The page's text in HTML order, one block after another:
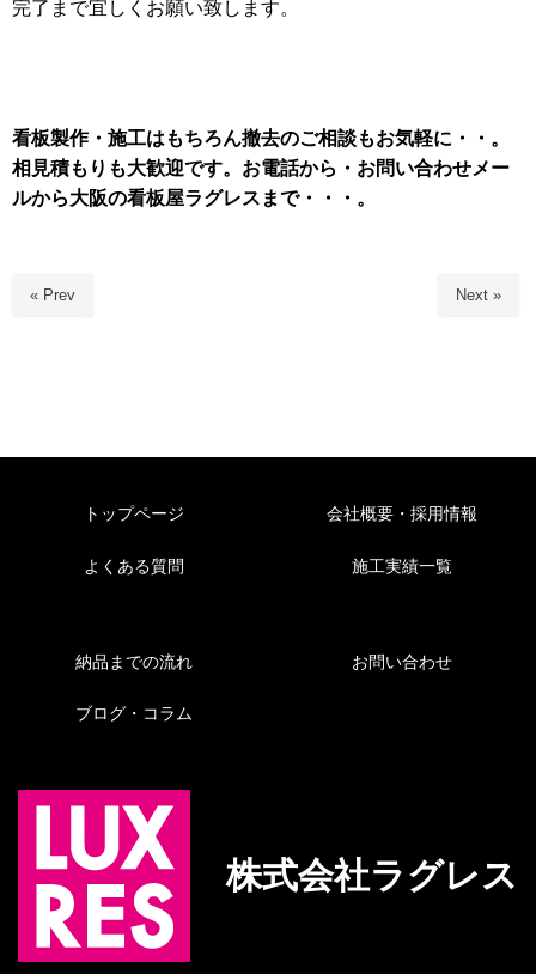
完了まで宜しくお願い致します。
看板製作・施工はもちろん撤去のご相談もお気軽に・・。
相見積もりも大歓迎です。お電話から・お問い合わせメー
ルから大阪の看板屋ラグレスまで・・・。
« Prev Next »
トップページ
よくある質問
会社概要・採用情報
施工実績一覧
納品までの流れ
ブログ・コラム
お問い合わせ
株式会社ラグレス